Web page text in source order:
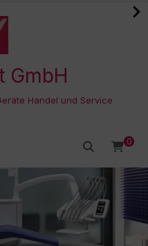
GmbH
Handel und Service
0